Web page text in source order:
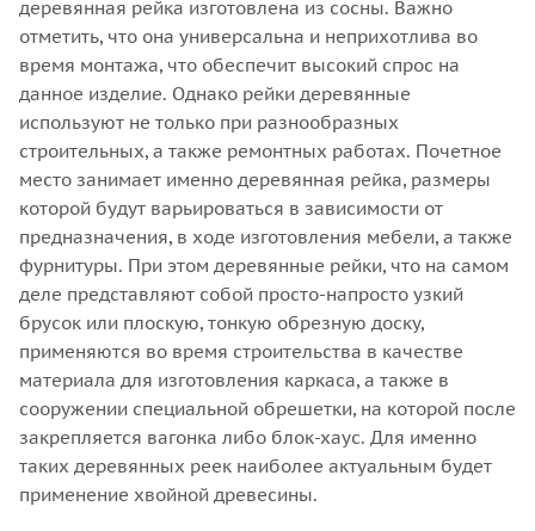
деревянная рейка изготовлена из сосны. Важно
отметить, что она универсальна и неприхотлива во
время монтажа, что обеспечит высокий спрос на
данное изделие. Однако рейки деревянные
используют не только при разнообразных
строительных, а также ремонтных работах. Почетное
место занимает именно деревянная рейка, размеры
которой будут варьироваться в зависимости от
предназначения, в ходе изготовления мебели, а также
фурнитуры. При этом деревянные рейки, что на самом
деле представляют собой просто-напросто узкий
брусок или плоскую, тонкую обрезную доску,
применяются во время строительства в качестве
материала для изготовления каркаса, а также в
сооружении специальной обрешетки, на которой после
закрепляется вагонка либо блок-хаус. Для именно
таких деревянных реек наиболее актуальным будет
применение хвойной древесины.